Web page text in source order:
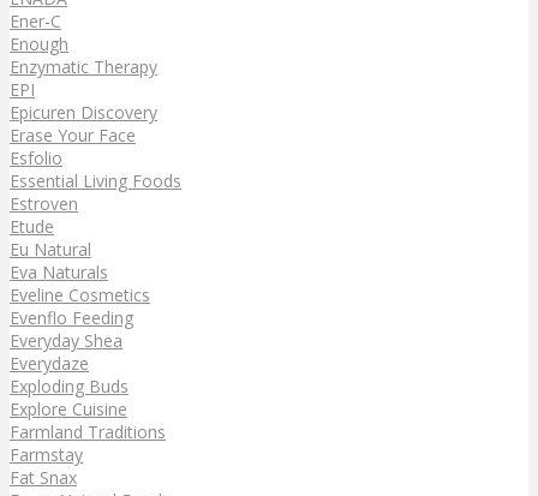
Ener-C
Enough
Enzymatic Therapy
EPI
Epicuren Discovery
Erase Your Face
Esfolio
Essential Living Foods
Estroven
Etude
Eu Natural
Eva Naturals
Eveline Cosmetics
Evenflo Feeding
Everyday Shea
Everydaze
Exploding Buds
Explore Cuisine
Farmland Traditions
Farmstay
Fat Snax